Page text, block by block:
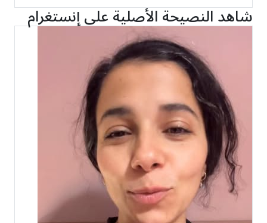
شاهد النصيحة الأصلية على إنستغرام